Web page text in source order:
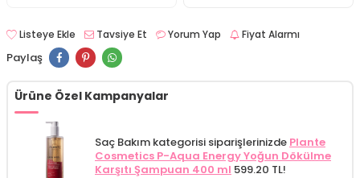
Listeye Ekle Tavsiye Et Yorum Yap Fiyat Alarmı
Paylaş
Ürüne Özel Kampanyalar
Saç Bakım kategorisi siparişlerinizde Plante
Cosmetics P-Aqua Energy Yoğun Dökülme
Karşıtı Şampuan 400 ml 599.20 TL!